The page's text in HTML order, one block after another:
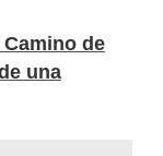
de
una